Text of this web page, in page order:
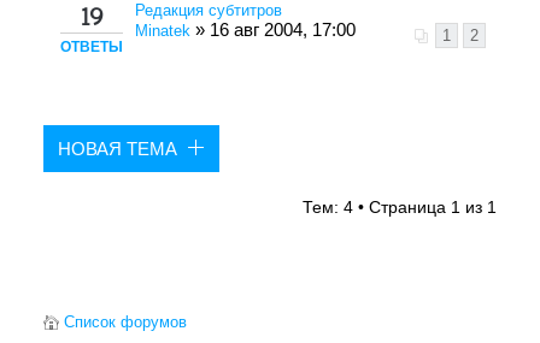
19
ОТВЕТЫ
Редакция субтитров
1
2
Minatek » 16 авг 2004, 17:00
НОВАЯ ТЕМА
Тем: 4 • Страница 1из 1
Список форумов